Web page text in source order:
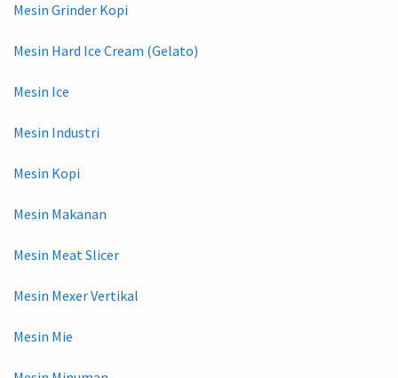
Mesin Grinder Kopi
Mesin Hard Ice Cream (Gelato)
Mesin Ice
Mesin Industri
Mesin Kopi
Mesin Makanan
Mesin Meat Slicer
Mesin Mexer Vertikal
Mesin Mie